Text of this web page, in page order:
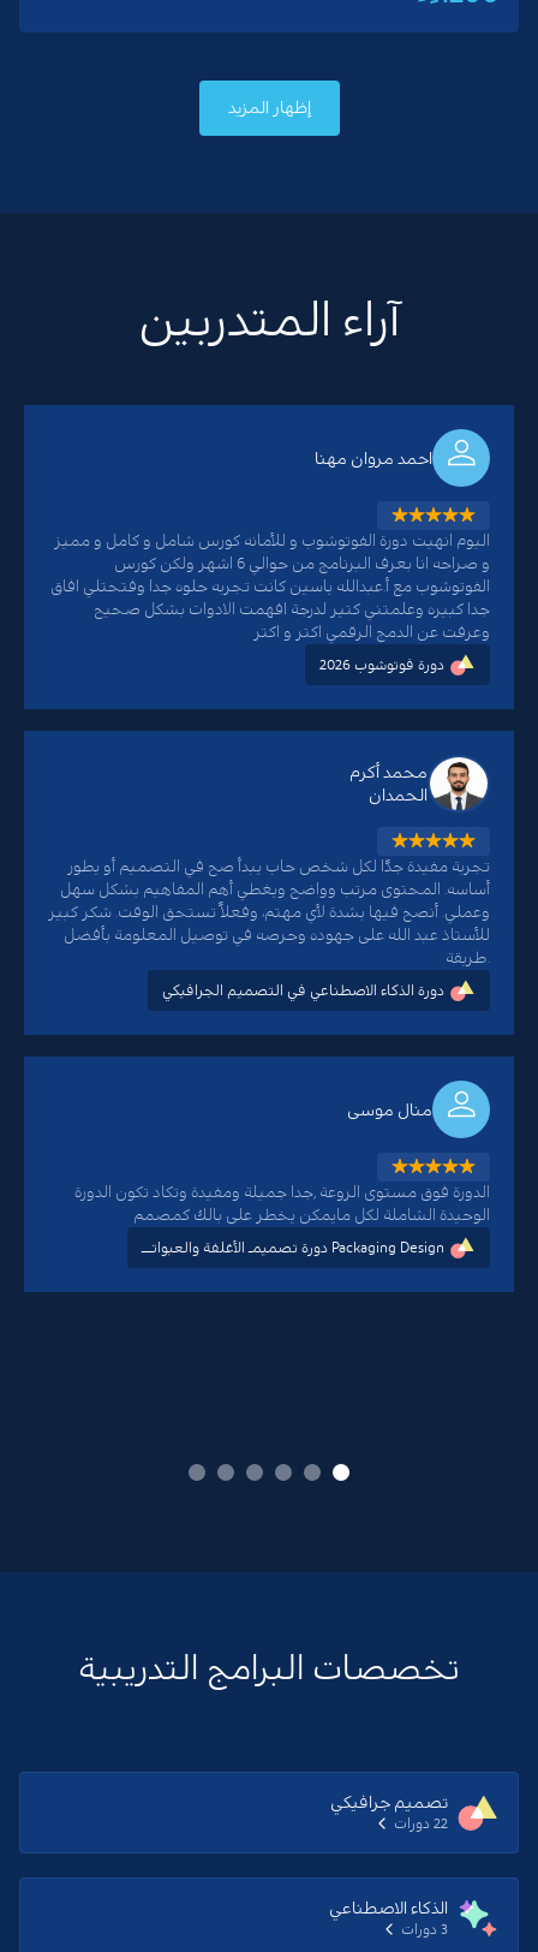
إظهار المزيد
آراء المتدربين
احمد مروان مهنا
اليوم انهيت دورة الفوتوشوب و للأمانه كورس شامل و كامل و مميز
و صراحه انا بعرف البرنامج من حوالي 6 اشهر ولكن كورس
الفوتوشوب مع أ.عبدالله ياسين كانت تجربه حلوه جدا وفتحتلي افاق
جدا كبيره وعلمتني كتير لدرجة افهمت الادوات بشكل صحيح
وعرفت عن الدمج الرقمي اكتر و اكتر
دورة فوتوشوب 2026
محمد أكرم
الحمدان
تجربة مفيدة جدًا لكل شخص حاب يبدأ صح في التصميم أو يطور
أساسه. المحتوى مرتب وواضح ويغطي أهم المفاهيم بشكل سهل
وعملي. أنصح فيها بشدة لأي مهتم، وفعلاً تستحق الوقت. شكر كبير
للأستاذ عبد الله على جهوده وحرصه في توصيل المعلومة بأفضل
طريقة.
دورة الذكاء الاصطناعي في التصميم الجرافيكي
منال موسى
الدورة فوق مستوى الروعة ,جدا جميلة ومفيدة وتكاد تكون الدورة
الوحيدة الشاملة لكل مايمكن يخطر على بالك كمصمم
دورة تصميمـ الأغلفة والعبواتـــ Packaging Design
تخصصات البرامج التدريبية
تصميم جرافيكي
22 دورات
الذكاء الاصطناعي
3 دورات